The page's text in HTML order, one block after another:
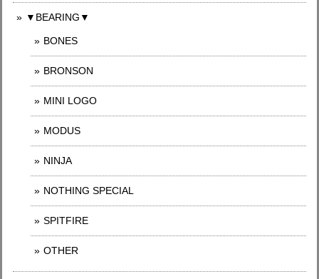
▼BEARING▼
BONES
BRONSON
MINI LOGO
MODUS
NINJA
NOTHING SPECIAL
SPITFIRE
OTHER